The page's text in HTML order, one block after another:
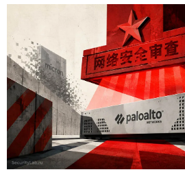
sistema controlado, la redirigió al
una sesión en nombre del propio
de privilegios suficientes para
El acceso a la base era limitado,
permitía ejecutar procedimientos
ellos se pudo crear una
dirección del archivo, crear un
ese grupo el equipo concreto. Este
la actualización falsa no a toda la
seleccionado, y luego aprobar su